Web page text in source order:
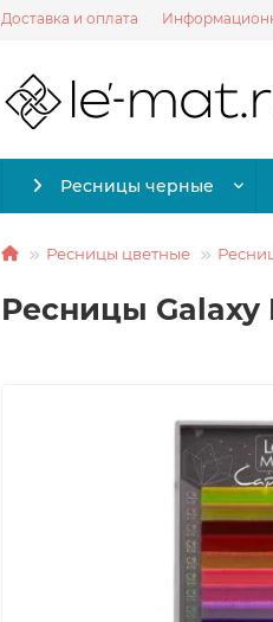
Доставка и оплата
Ресницы черные
Ресницы цветные
Ресницы Galaxy